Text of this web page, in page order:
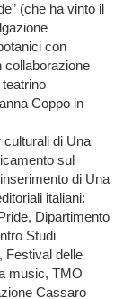
(che ha vinto il
con
collaborazione
Coppo in
di Una
sul
di Una
italiani:
Dipartimento
Studi
Festival delle
music, TMO
Cassaro